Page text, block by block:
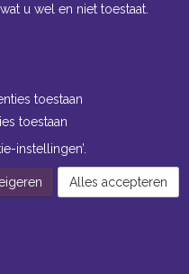
u wel en niet toestaat.
toestaan
toestaan
instellingen’.
Alles accepteren